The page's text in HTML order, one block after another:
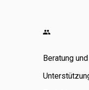
Beratung und
Zimmerarbeiten,
Umbauten,
Sanierungen